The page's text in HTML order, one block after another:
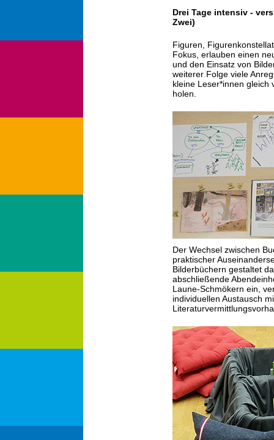
Drei Tage intensiv -
Zwei)
Figuren,
Fokus, erlauben einen
und den Einsatz von
weiterer Folge viele
kleine Leser*innen gleich
holen.
Der Wechsel zwischen
praktischer
Bilderbüchern gestaltet
abschließende
Laune-Schmökern ein,
individuellen Austausch